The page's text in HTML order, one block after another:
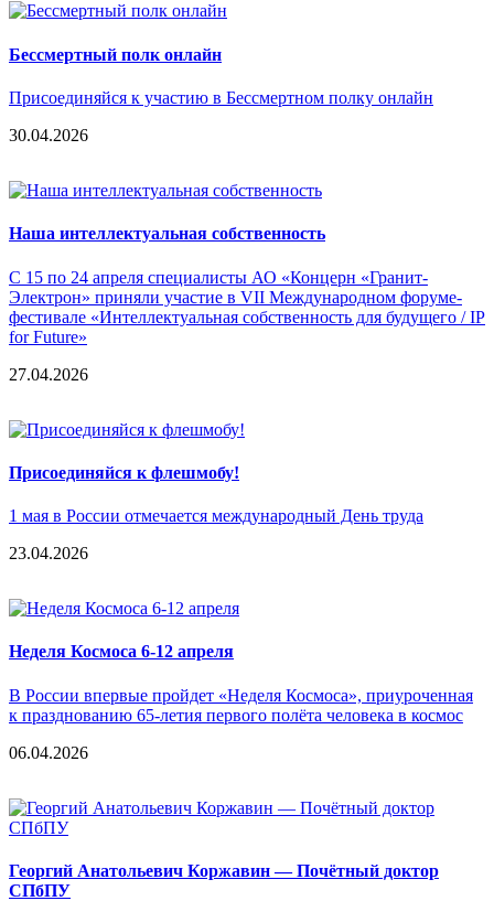
Бессмертный полк онлайн
Присоединяйся к участию в Бессмертном полку онлайн
30.04.2026
Наша интеллектуальная собственность
С 15 по 24 апреля специалисты АО «Концерн «Гранит-
Электрон» приняли участие в VII Международном форуме-
фестивале «Интеллектуальная собственность для будущего / IP
for Future»
27.04.2026
Присоединяйся к флешмобу!
1 мая в России отмечается международный День труда
23.04.2026
Неделя Космоса 6-12 апреля
В России впервые пройдет «Неделя Космоса», приуроченная
к празднованию 65-летия первого полёта человека в космос
06.04.2026
Георгий Анатольевич Коржавин — Почётный доктор
СПбПУ